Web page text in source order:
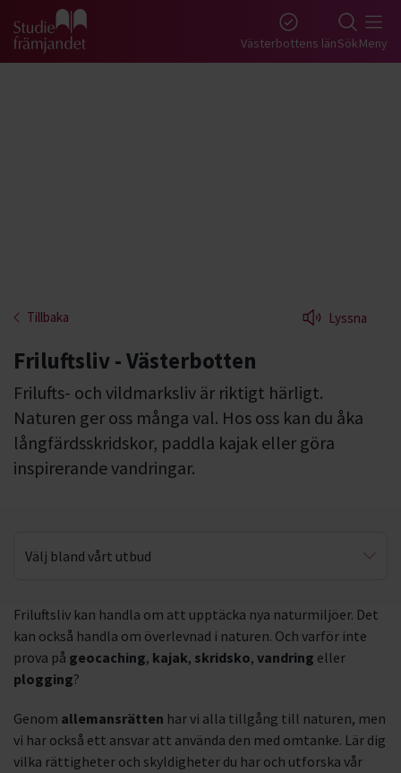
Gå till studiefrämjandets startsida Västerbottens länSökMeny
Tillbaka Lyssna
Friluftsliv - Västerbotten
Frilufts- och vildmarksliv är riktigt härligt.
Naturen ger oss många val. Hos oss kan du åka
långfärdsskridskor, paddla kajak eller göra
inspirerande vandringar.
Välj bland vårt utbud
Friluftsliv kan handla om att upptäcka nya naturmiljöer. Det
kan också handla om överlevnad i naturen. Och varför inte
prova på geocaching, kajak, skridsko, vandring eller
plogging?
Genom allemansrätten har vi alla tillgång till naturen, men
vi har också ett ansvar att använda den med omtanke. Lär dig
vilka rättigheter och skyldigheter du har och utforska vår